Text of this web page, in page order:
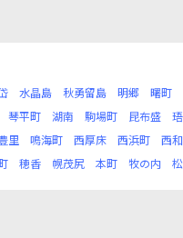
水晶島 秋勇留島 明郷 曙町
琴平町 湖南 駒場町 昆布盛
里 鳴海町 西厚床 西浜町 西
穂香 幌茂尻 本町 牧の内